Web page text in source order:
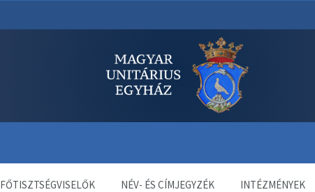
FŐTISZTSÉGVISELŐK NÉV- ÉS CÍMJEGYZÉK INTÉZMÉNYEK